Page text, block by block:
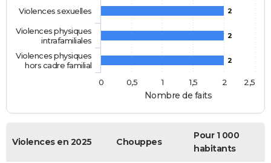
Nombre de faits
2
2
2
Violences sexuelles
Violences physiques
intrafamiliales
Violences physiques
hors cadre familial
0
0,5 1 1,5 2 2,5
Violences en 2025 Chouppes
Pour 1 000
habitants